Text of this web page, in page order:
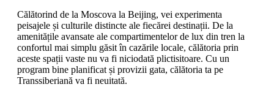
Călătorind de la Moscova la Beijing, vei experimenta
peisajele și culturile distincte ale fiecărei destinații. De la
amenitățile avansate ale compartimentelor de lux din tren la
confortul mai simplu găsit în cazările locale, călătoria prin
aceste spații vaste nu va fi niciodată plictisitoare. Cu un
program bine planificat și provizii gata, călătoria ta pe
Transsiberiană va fi neuitată.